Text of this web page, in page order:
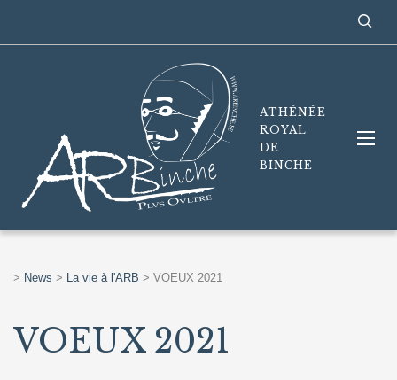
ATHÉNÉE
ROYAL
DE
BINCHE
> News > La vie à l'ARB > VOEUX 2021
VOEUX 2021